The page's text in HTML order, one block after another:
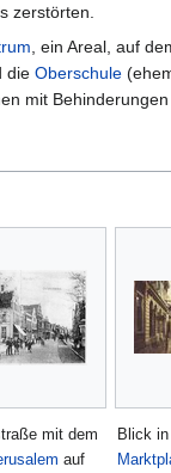
zerstörten.
, ein Areal, auf
die Oberschule
mit
mit dem
auf
Blick